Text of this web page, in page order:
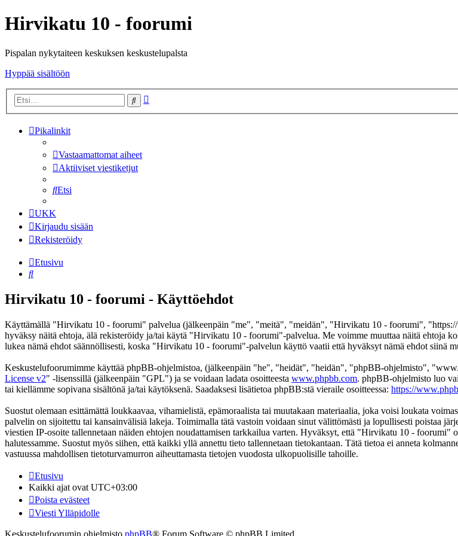
Hirvikatu 10 - foorumi
Pispalan nykytaiteen keskuksen keskustelupalsta
Hyppää sisältöön
Etsi
Pikalinkit
Vastaamattomat aiheet
Aktiiviset viestiketjut
Etsi
UKK
Kirjaudu sisään
Rekisteröidy
Etusivu
Etsi
Hirvikatu 10 - foorumi - Käyttöehdot
Käyttämällä "Hirvikatu 10 - foorumi" palvelua (jälkeenpäin "me", "meitä", "meidän", "Hirvikatu 10 - foorumi",
hyväksy näitä ehtoja, älä rekisteröidy ja/tai käytä "Hirvikatu 10 - foorumi"-palvelua. Me voimme muuttaa näitä ehtoja
lukea nämä ehdot säännöllisesti, koska "Hirvikatu 10 - foorumi"-palvelun käyttö vaatii että hyväksyt nämä ehdot siinä
Keskustelufoorumimme käyttää phpBB-ohjelmistoa, (jälkeenpäin "he", "heidät", "heidän", "phpBB-ohjelmisto",
License v2" -lisenssillä (jälkeenpäin "GPL") ja se voidaan ladata osoitteesta www.phpbb.com. phpBB-ohjelmisto luo
tai kiellämme sopivana sisältönä ja/tai käytöksenä. Saadaksesi lisätietoa phpBB:stä vieraile osoitteessa: https://
Suostut olemaan esittämättä loukkaavaa, vihamielistä, epämoraalista tai muutakaan materiaalia, joka voisi loukata
palvelin on sijoitettu tai kansainvälisiä lakeja. Toimimalla tätä vastoin voidaan sinut välittömästi ja lopullisesti poistaa
viestien IP-osoite tallennetaan näiden ehtojen noudattamisen tarkkailua varten. Hyväksyt, että "Hirvikatu 10 - foorumi"
halutessamme. Suostut myös siihen, että kaikki yllä annettu tieto tallennetaan tietokantaan. Tätä tietoa ei anneta
vastuussa mahdollisen tietoturvamurron aiheuttamasta tietojen vuodosta ulkopuolisille tahoille.
Etusivu
Kaikki ajat ovat UTC+03:00
Poista evästeet
Viesti Ylläpidolle